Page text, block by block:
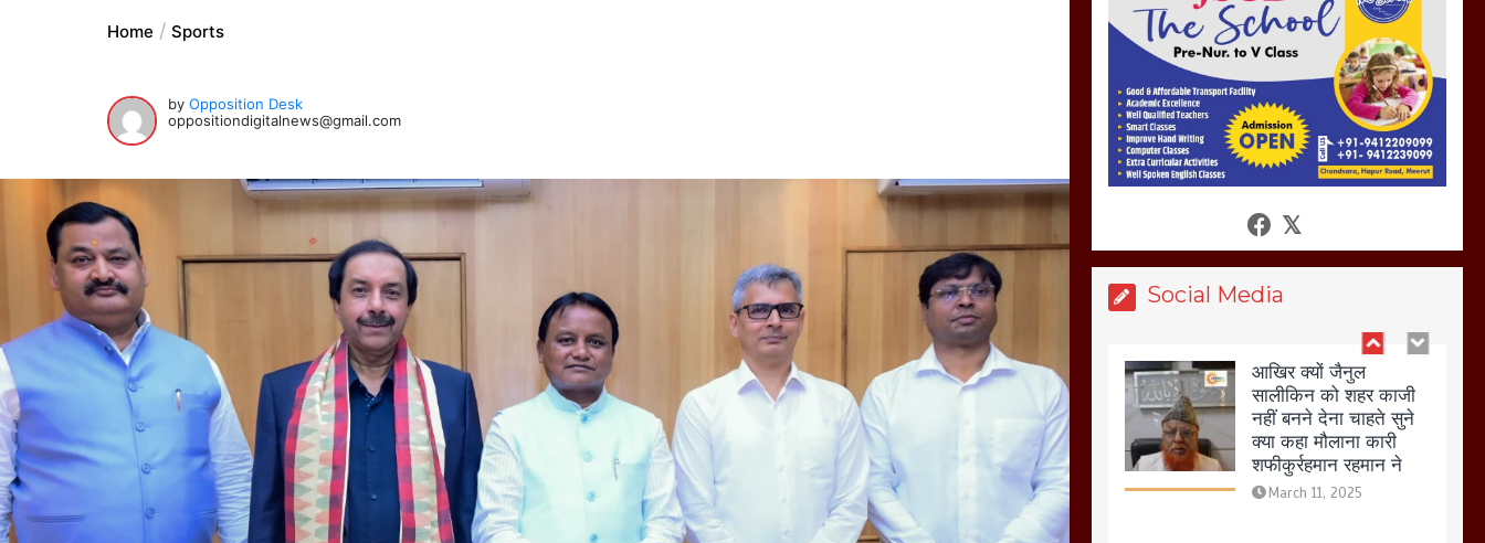
Home Sports
by Opposition Desk
oppositiondigitalnews@gmail.com
Social Media
अगर रखी गई होली तो होगा
खून खराबा,
March 11, 2025
आखिर क्यों जैनुल
सालीकिन को शहर काजी
क्या कहा मौलाना कारी
शफीकुर्रहमान रहमान ने
बिजली विभाग से परेशान
होकर बागपत में एक संत ने
सरकार को दी आमरण
अनशन की चेतावनी
March 8, 2025